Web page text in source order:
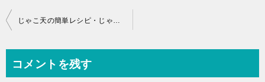
投
ビ
じゃこ天の簡単レシピ・じゃこ天カレー
コメントを残す